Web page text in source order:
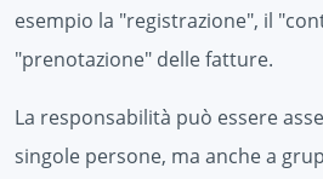
esempio la "registrazione", il
"prenotazione" delle fatture.
La responsabilità può essere
singole persone, ma anche a